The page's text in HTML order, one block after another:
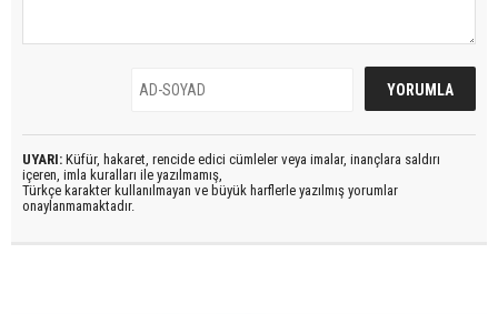
UYARI: Küfür, hakaret, rencide edici cümleler veya imalar, inançlara saldırı
içeren, imla kuralları ile yazılmamış,
Türkçe karakter kullanılmayan ve büyük harflerle yazılmış yorumlar
onaylanmamaktadır.